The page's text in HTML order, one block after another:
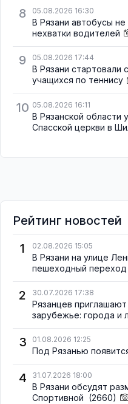
8 05.08.2026 16:30
В Рязани автобусы
нехватки водителей
9 05.08.2026 17:44
В Рязани стартовали
учащихся по теннису
10 05.08.2026 16:11
В Рязанской области
Спасской церкви в
Рейтинг новостей
1
02.08.2026 15:05
В Рязани на улице
пешеходный переход
2 30.07.2026 17:38
Рязанцев
зарубежье: города и
3 01.08.2026 12:25
Под Рязанью
4 31.07.2026 18:00
В Рязани обсудят
Спортивной (2660)